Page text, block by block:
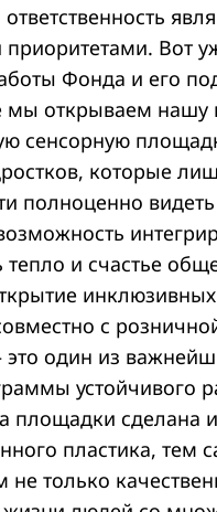
Вот
Фонда и его
мы открываем нашу
сенсорную
которые
полноценно
тепло и счастье
инклюзивных
с
один из
устойчивого
площадки сделана
пластика,
не только